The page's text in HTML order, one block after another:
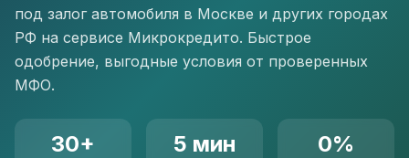
под залог автомобиля в Москве и других городах
РФ на сервисе Микрокредито. Быстрое
одобрение, выгодные условия от проверенных
МФО.
30+ 5 мин 0%